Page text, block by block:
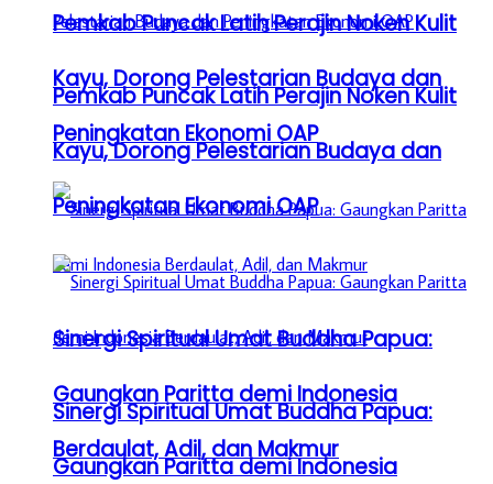
Pemkab Puncak Latih Perajin Noken Kulit
Kayu, Dorong Pelestarian Budaya dan
Peningkatan Ekonomi OAP
Sinergi Spiritual Umat Buddha Papua:
Gaungkan Paritta demi Indonesia
Berdaulat, Adil, dan Makmur
Pemkab Puncak Latih Perajin Noken Kulit
Kayu, Dorong Pelestarian Budaya dan
Peningkatan Ekonomi OAP
Sinergi Spiritual Umat Buddha Papua:
Gaungkan Paritta demi Indonesia